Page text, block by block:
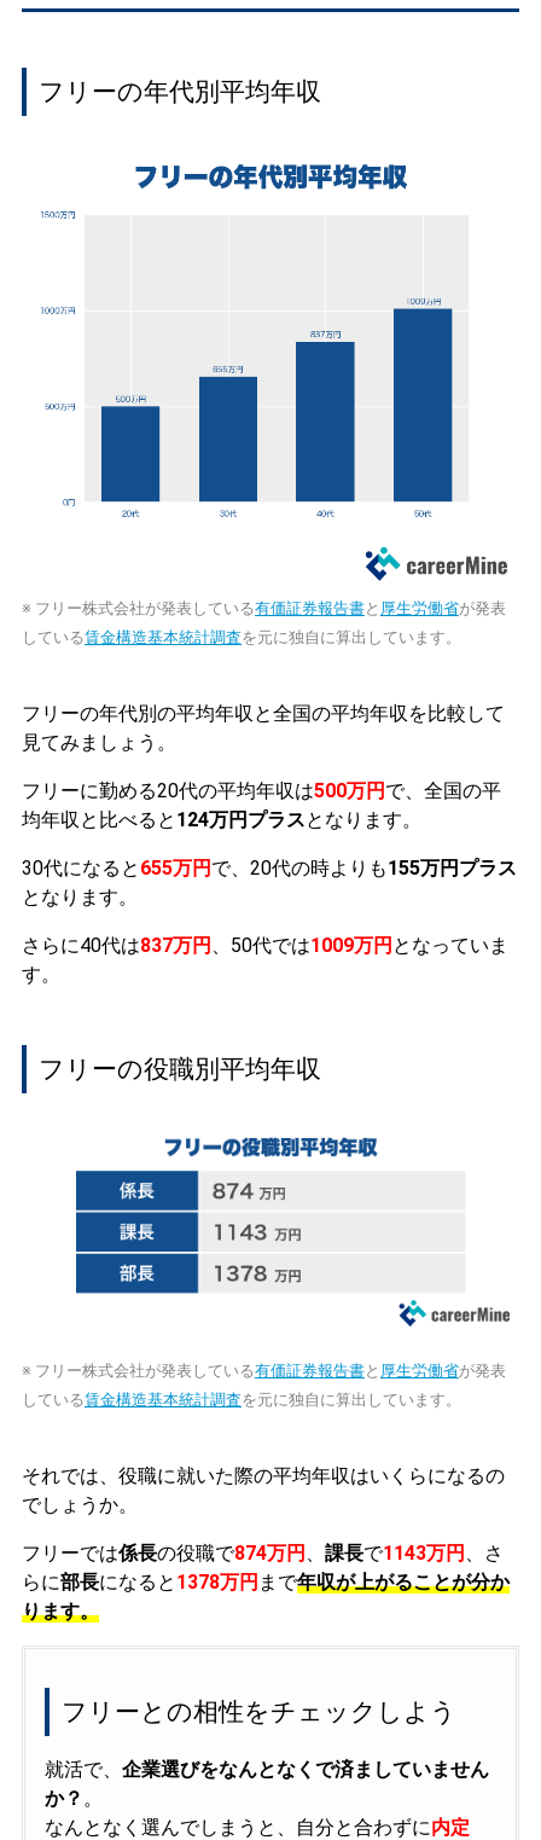
フリーの年代別平均年収
※ フリー株式会社が発表している有価証券報告書と 厚生労働省が発表
している賃金構造基本統計調査を元に独自に算出しています。
フリーの年代別の平均年収と全国の平均年収を比較して
見てみましょう。
フリーに勤める20代の平均年収は500万円 で、全国の平
均年収と比べると 124万円プラスとなります。
30代になると 655万円 で、20代の時よりも155万円プラス
となります。
さらに40代は837万円 、50代では1009万円 となっていま
す。
フリーの役職別平均年収
※ フリー株式会社が発表している有価証券報告書と 厚生労働省が発表
している賃金構造基本統計調査を元に独自に算出しています。
それでは、役職に就いた際の平均年収はいくらになるの
でしょうか。
フリーでは係長の役職で874万円 課長で1143万円
、さ
らに部長になると 1378万円 まで年収が上がることが分か
ります。
フリーとの相性をチェックしよう
就活で、 企業選びをなんとなくで済ましていません
か？ 。
なんとなく選んでしまうと、自分と合わずに内定